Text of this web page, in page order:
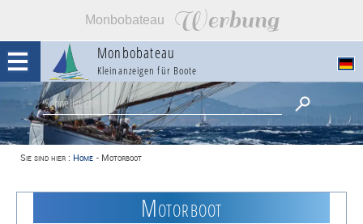
Monbobateau Werbung
Monbobateau
Kleinanzeigen für Boote
Sie sind hier : Home - Motorboot
Motorboot